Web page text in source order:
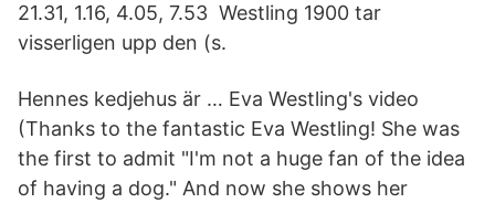
21.31, 1.16, 4.05, 7.53 Westling 1900 tar
visserligen upp den (s.
Hennes kedjehus är … Eva Westling's video
(Thanks to the fantastic Eva Westling! She was
the first to admit "I'm not a huge fan of the idea
of having a dog." And now she shows her